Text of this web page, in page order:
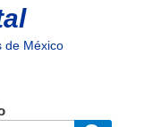
de México